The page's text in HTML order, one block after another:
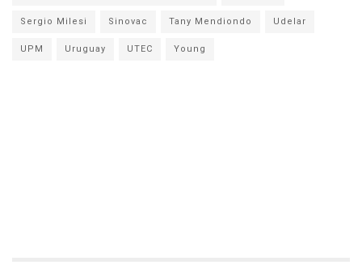
Sergio Milesi Sinovac Tany Mendiondo Udelar
UPM Uruguay UTEC Young